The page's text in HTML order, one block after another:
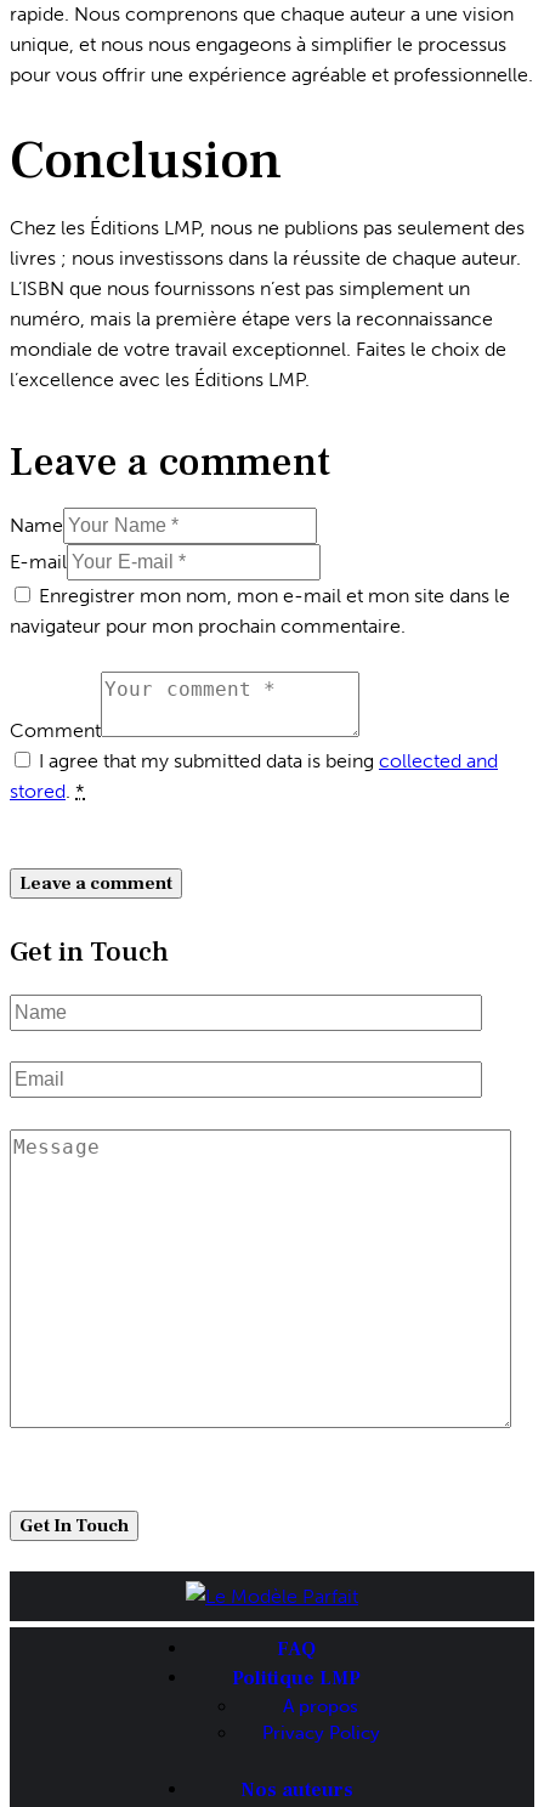
rapide. Nous comprenons que chaque auteur a une vision
unique, et nous nous engageons à simplifier le processus
pour vous offrir une expérience agréable et professionnelle.
Conclusion
Chez les Éditions LMP, nous ne publions pas seulement des
livres ; nous investissons dans la réussite de chaque auteur.
L’ISBN que nous fournissons n’est pas simplement un
numéro, mais la première étape vers la reconnaissance
mondiale de votre travail exceptionnel. Faites le choix de
l’excellence avec les Éditions LMP.
Leave a comment
Name
E-mail
Enregistrer mon nom, mon e-mail et mon site dans le
navigateur pour mon prochain commentaire.
Comment
I agree that my submitted data is being collected and
stored. *
Get in Touch
FAQ
Politique LMP
A propos
Privacy Policy
Nos auteurs